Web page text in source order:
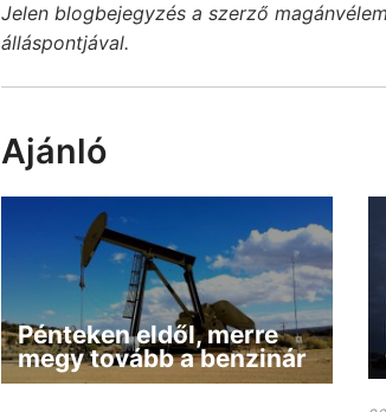
Jelen blogbejegyzés a szerző
álláspontjával.
Ajánló
Pénteken eldől, merre
megy tovább a benzinár